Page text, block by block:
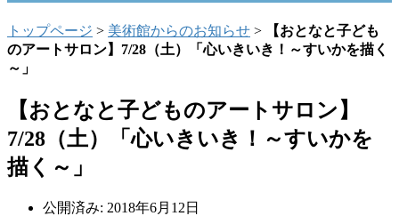
トップページ > 美術館からのお知らせ >
【おとなと子ども
のアートサロン】7/28（土）「心いきいき！～すいかを描く
～」
【おとなと子どものアートサロン】
7/28（土）「心いきいき！～すいかを
描く～」
公開済み: 2018年6月12日